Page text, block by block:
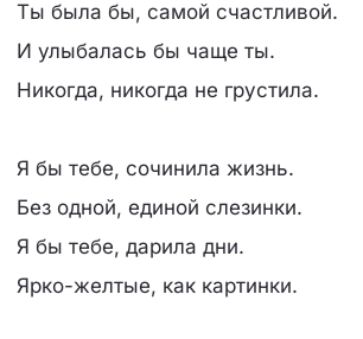
Ты была бы, самой счастливой.
И улыбалась бы чаще ты.
Никогда, никогда не грустила.
Я бы тебе, сочинила жизнь.
Без одной, единой слезинки.
Я бы тебе, дарила дни.
Ярко-желтые, как картинки.